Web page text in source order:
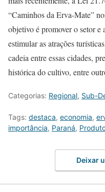
“Caminhos da Erva-Mate”
objetivo é promover o setor e
estimular as atrações
cadeia entre essas cidades,
histórica do cultivo, entre
Categorias: Regional, Sub-
Tags: destaca, economia,
importância, Paraná,
Deixar